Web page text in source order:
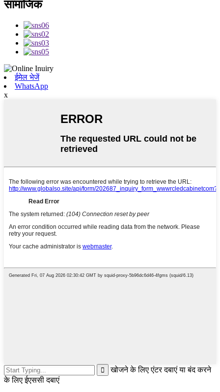
सामाजिक
ईमेल भेजें
WhatsApp
x
खोजने के लिए एंटर दबाएं या बंद करने
के लिए ईएससी दबाएं